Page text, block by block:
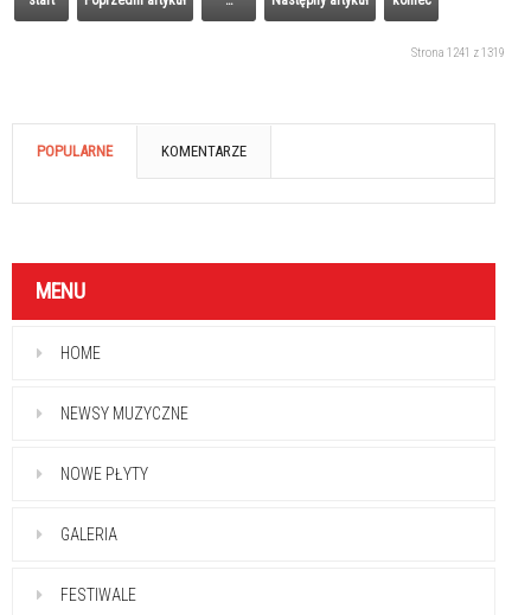
Strona 1241 z 1319
POPULARNE KOMENTARZE
MENU
HOME
NEWSY MUZYCZNE
NOWE PŁYTY
GALERIA
FESTIWALE